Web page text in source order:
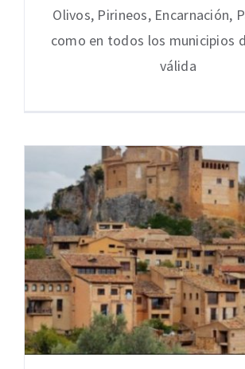
Olivos, Pirineos, Encarnación,
como en todos los municipios
válida